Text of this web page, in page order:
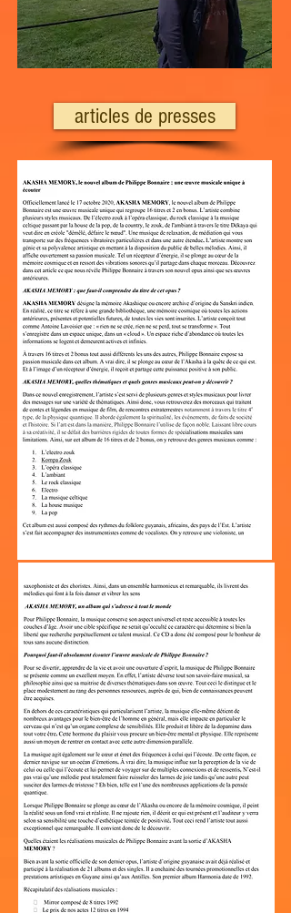
articles de presses